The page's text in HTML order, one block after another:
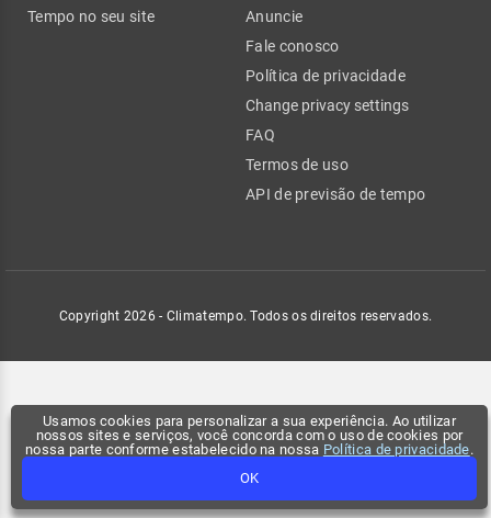
Usamos cookies para personalizar a sua experiência. Ao utilizar
nossos sites e serviços, você concorda com o uso de cookies por
nossa parte conforme estabelecido na nossa Política de privacidade.
OK
Tempo no seu site
Anuncie
Fale conosco
Política de privacidade
Change privacy settings
FAQ
Termos de uso
API de previsão de tempo
Copyright 2026 - Climatempo. Todos os direitos reservados.